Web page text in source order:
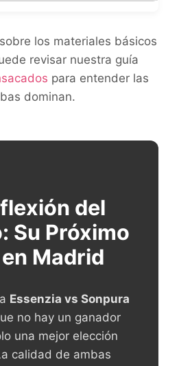
los materiales básicos
revisar nuestra guía
para entender las
dominan.
del
Su Próximo
Madrid
Essenzia vs Sonpura
no hay un ganador
una mejor elección
calidad de ambas